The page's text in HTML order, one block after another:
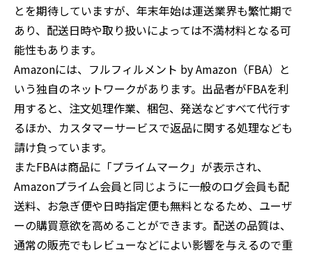
とを期待していますが、年末年始は運送業界も繁忙期で
あり、配送日時や取り扱いによっては不満材料となる可
能性もあります。
Amazonには、フルフィルメント by Amazon（FBA）と
いう独自のネットワークがあります。出品者がFBAを利
用すると、注文処理作業、梱包、発送などすべて代行す
るほか、カスタマーサービスで返品に関する処理なども
請け負っています。
またFBAは商品に「プライムマーク」が表示され、
Amazonプライム会員と同じように一般のログ会員も配
送料、お急ぎ便や日時指定便も無料となるため、ユーザ
ーの購買意欲を高めることができます。配送の品質は、
通常の販売でもレビューなどによい影響を与えるので重